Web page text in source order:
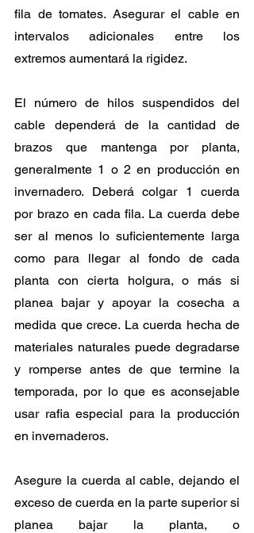
fila de tomates. Asegurar el cable en
intervalos adicionales entre los
extremos aumentará la rigidez.
El número de hilos suspendidos del
cable dependerá de la cantidad de
brazos que mantenga por planta,
generalmente 1 o 2 en producción en
invernadero. Deberá colgar 1 cuerda
por brazo en cada fila. La cuerda debe
ser al menos lo suficientemente larga
como para llegar al fondo de cada
planta con cierta holgura, o más si
planea bajar y apoyar la cosecha a
medida que crece. La cuerda hecha de
materiales naturales puede degradarse
y romperse antes de que termine la
temporada, por lo que es aconsejable
usar rafia especial para la producción
en invernaderos.
Asegure la cuerda al cable, dejando el
exceso de cuerda en la parte superior si
planea bajar la planta, o